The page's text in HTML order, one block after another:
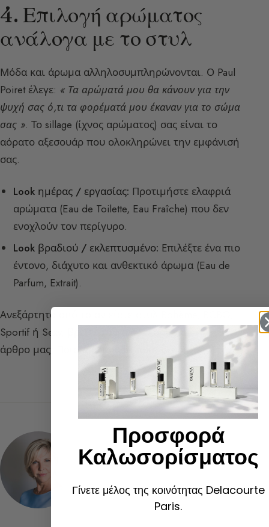
4. Επιλογή αρώματος
ανάλογα με το στυλ
Μόδα και άρωμα αλληλοσυμπληρώνονται. Ο Paul
Poiret έλεγε: « Τα αρώματά μου θα κάνουν για την
ψυχή σας ό,τι τα φορέματά μου έκαναν για το σώμα
σας ». Το sillage (ίχνος αρώματος) σας είναι το
αόρατο αξεσουάρ που ολοκληρώνει την εμφάνισή
σας.
Look ημέρας / εργασίας: Προτιμήστε ελαφριά
αρώματα (Eau de Toilette, Eau Fraîche) που δεν
ενοχλούν τον περίγυρο.
Look βραδιού / εκλεπτυσμένο: Επιλέξτε ένα πιο
έντονο, διάχυτο και ανθεκτικό άρωμα (Eau de
Parfum, Extrait).
Ανεξάρτητα από το αν είστε στυλ Bohème, BCBG,
Sportif ή Sexy, βρείτε την τέλεια αρμονία στο
άρθρο μας:
Ποιο άρωμα για ποιο ντύσιμο;
Προσφορά
Καλωσορίσματος
Γίνετε μέλος της κοινότητας Delacourte
Paris.